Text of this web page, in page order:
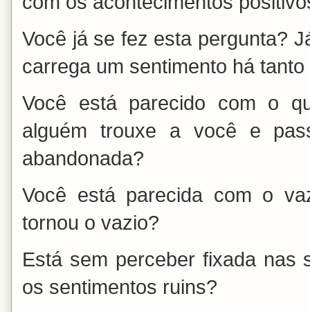
Você já se fez esta pergunta?
carrega um sentimento há tanto
Você está parecido com o
alguém trouxe a você e
abandonada?
Você está parecida com o
tornou o vazio?
Está sem perceber fixada nas
os sentimentos ruins?